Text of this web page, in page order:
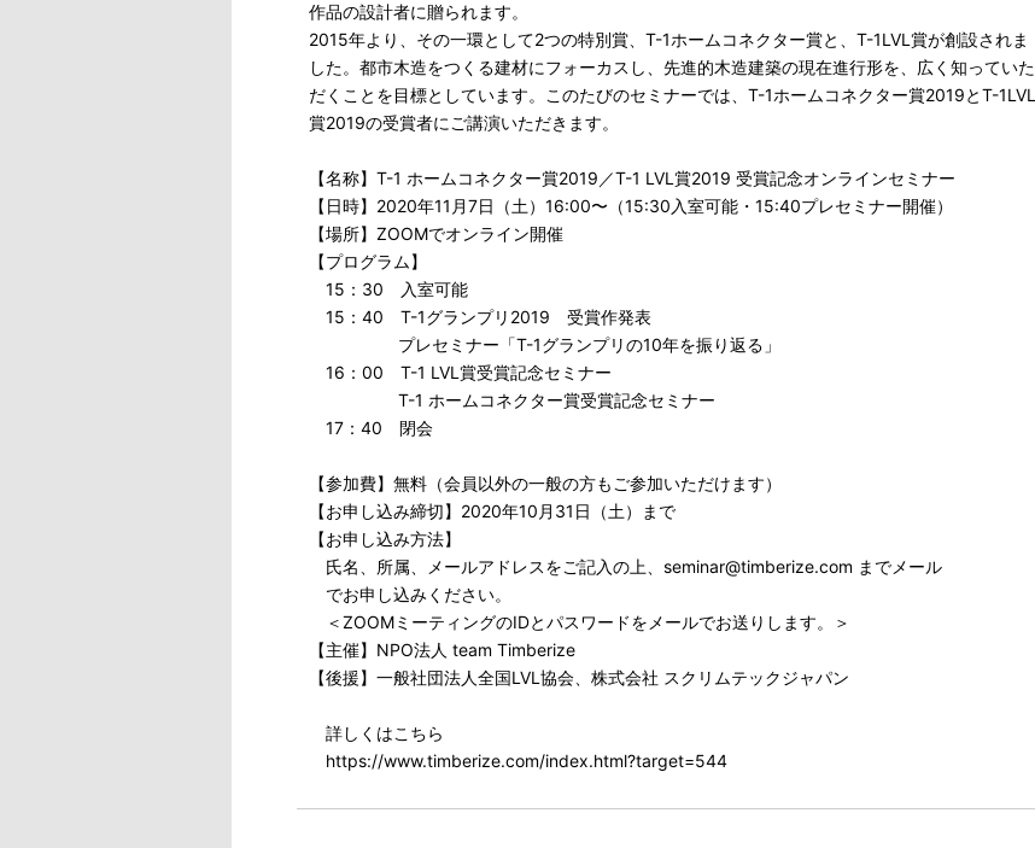
作品の設計者に贈られます。
2015年より、その一環として2つの特別賞、T-1ホームコネクター賞と、T-1LVL賞が創設されま
した。都市木造をつくる建材にフォーカスし、先進的木造建築の現在進行形を、広く知っていた
だくことを目標としています。このたびのセミナーでは、T-1ホームコネクター賞2019とT-1LVL
賞2019の受賞者にご講演いただきます。
【名称】T-1 ホームコネクター賞2019／T-1 LVL賞2019 受賞記念オンラインセミナー
【日時】2020年11月7日（土）16:00〜（15:30入室可能・15:40プレセミナー開催）
【場所】ZOOMでオンライン開催
【プログラム】
15：30 入室可能
15：40 T-1グランプリ2019 受賞作発表
プレセミナー「T-1グランプリの10年を振り返る」
16：00 T-1 LVL賞受賞記念セミナー
T-1 ホームコネクター賞受賞記念セミナー
17：40 閉会
【参加費】無料（会員以外の一般の方もご参加いただけます）
【お申し込み締切】2020年10月31日（土）まで
【お申し込み方法】
氏名、所属、メールアドレスをご記入の上、seminar@timberize.com までメール
でお申し込みください。
＜ZOOMミーティングのIDとパスワードをメールでお送りします。＞
【主催】NPO法人 team Timberize
【後援】一般社団法人全国LVL協会、株式会社 スクリムテックジャパン
詳しくはこちら
https://www.timberize.com/index.html?target=544